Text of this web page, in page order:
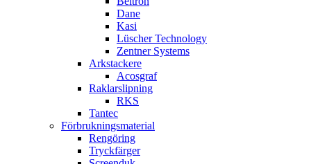
Dane
Kasi
Lüscher Technology
Zentner Systems
Arkstackere
Acosgraf
Raklarslipning
RKS
Tantec
Förbrukningsmaterial
Rengöring
Tryckfärger